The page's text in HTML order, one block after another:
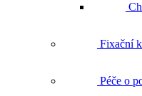
Fixační
Péče o